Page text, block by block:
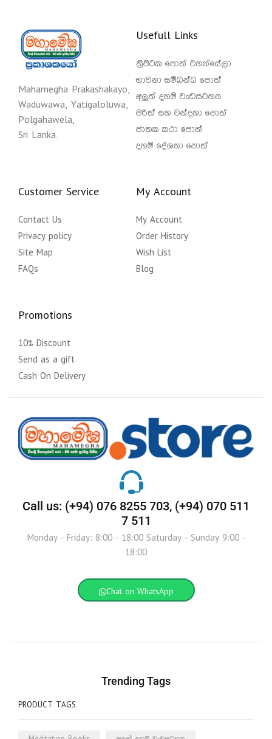
Mahamegha Prakashakayo,
Waduwawa, Yatigaloluwa,
Polgahawela,
Sri Lanka.
Usefull Links
ත්‍රිපිටක පොත් වහන්සේලා
භාවනා සම්බන්ධ පොත්
අලුත් දහම් වැඩසටහන
පිරිත් සහ වන්දනා පොත්
ජාතක කථා පොත්
දහම් දේශනා පොත්
Customer Service
Contact Us
Privacy policy
Site Map
FAQs
My Account
My Account
Order History
Wish List
Blog
Promotions
10% Discount
Send as a gift
Cash On Delivery
Call us: (+94) 076 8255 703, (+94) 070 511
7 511
Monday - Friday: 8:00 - 18:00 Saturday - Sunday 9:00 -
18:00
Chat on WhatsApp
Trending Tags
PRODUCT TAGS